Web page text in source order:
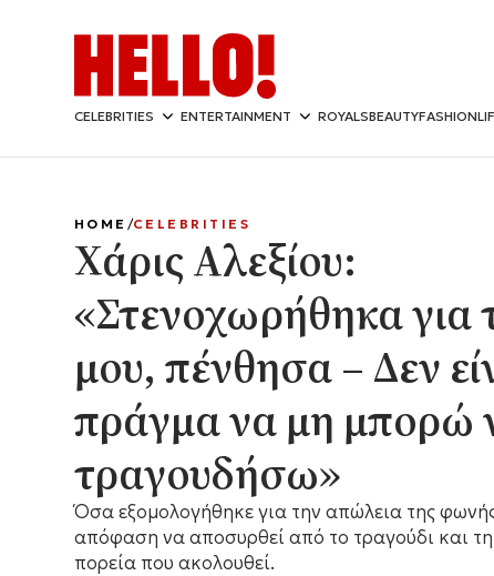
CELEBRITIES ENTERTAINMENT ROYALSBEAUTYFASHION
HOME CELEBRITIES
Χάρις Αλεξίου:
«Στενοχωρήθηκα
μου, πένθησα – Δεν
πράγμα να μη μπορώ
τραγουδήσω»
Όσα εξομολογήθηκε για την απώλεια της
απόφαση να αποσυρθεί από το τραγούδι και τη
πορεία που ακολουθεί.